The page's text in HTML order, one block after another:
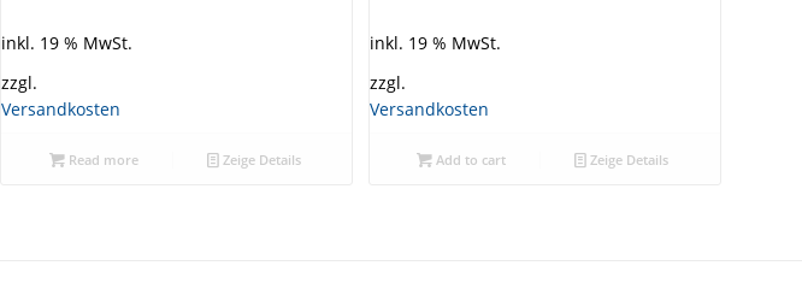
inkl. 19 % MwSt.
zzgl.
Versandkosten
Read more Zeige Details
inkl. 19 % MwSt.
zzgl.
Versandkosten
Add to cart Zeige Details